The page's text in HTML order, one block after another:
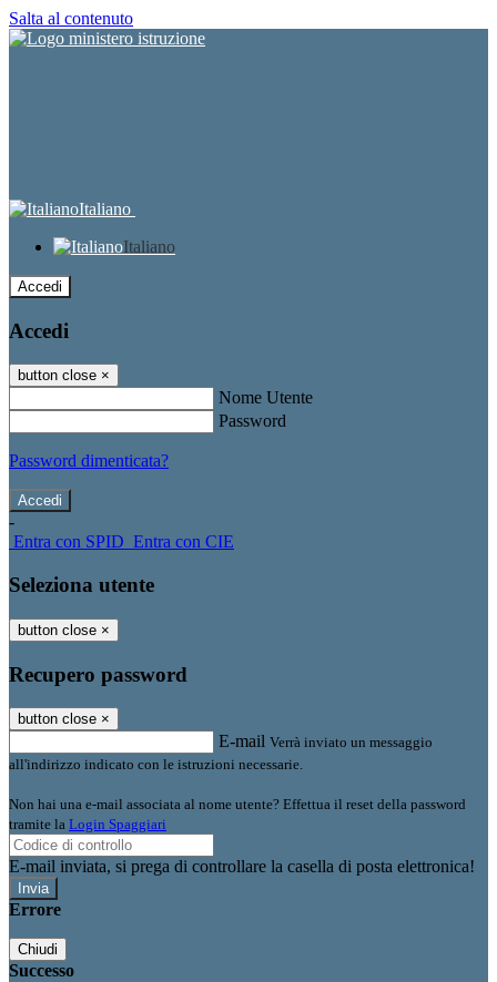
Salta al contenuto
Italiano
Italiano
Accedi
Accedi
button close ×
Nome Utente
Password
Password dimenticata?
-
Entra con SPID Entra con CIE
Seleziona utente
button close ×
Recupero password
button close ×
E-mail Verrà inviato un messaggio
all'indirizzo indicato con le istruzioni necessarie.
Non hai una e-mail associata al nome utente? Effettua il reset della password
tramite la Login Spaggiari
E-mail inviata, si prega di controllare la casella di posta elettronica!
Errore
Chiudi
Successo